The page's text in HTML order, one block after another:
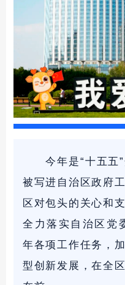
今年是“十五五
被写进自治区政府
区对包头的关心和
全力落实自治区党
年各项工作任务，
型创新发展，在全